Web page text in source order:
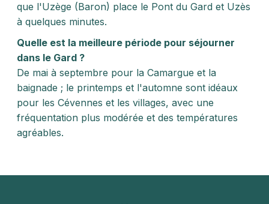
que l'Uzège (Baron) place le Pont du Gard et Uzès
à quelques minutes.
Quelle est la meilleure période pour séjourner
dans le Gard ?
De mai à septembre pour la Camargue et la
baignade ; le printemps et l'automne sont idéaux
pour les Cévennes et les villages, avec une
fréquentation plus modérée et des températures
agréables.